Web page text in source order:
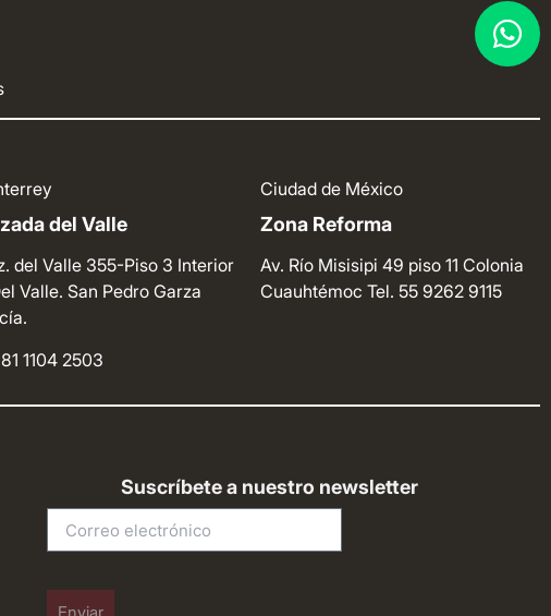
del Valle
del Valle 355-Piso 3 Interior
Valle. San Pedro Garza
1104 2503
Ciudad de México
Zona Reforma
Av. Río Misisipi 49 piso 11 Colonia
CuauhtémocTel. 55 9262 9115
Suscríbete a nuestro newsletter
Enviar